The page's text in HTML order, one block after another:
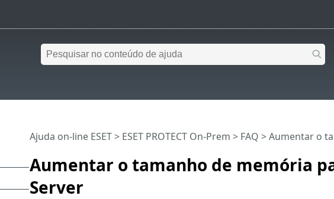
Aumentar o tamanho de memória
Server
Ajuda on-line ESET> ESET PROTECT On-Prem > FAQ > Aumentar o